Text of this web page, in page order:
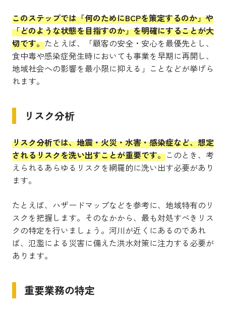
このステップでは「何のためにBCPを策定するのか」や
「どのような状態を目指すのか」を明確にすることが大
切です。たとえば、「顧客の安全・安心を最優先とし、
食中毒や感染症発生時においても事業を早期に再開し、
地域社会への影響を最小限に抑える」ことなどが挙げら
れます。
リスク分析
リスク分析では、地震・火災・水害・感染症など、想定
されるリスクを洗い出すことが重要です。このとき、考
えられるあらゆるリスクを網羅的に洗い出す必要があり
ます。
たとえば、ハザードマップなどを参考に、地域特有のリ
スクを把握します。そのなかから、最も対処すべきリス
クの特定を行いましょう。河川が近くにあるのであれ
ば、氾濫による災害に備えた洪水対策に注力する必要が
あります。
重要業務の特定